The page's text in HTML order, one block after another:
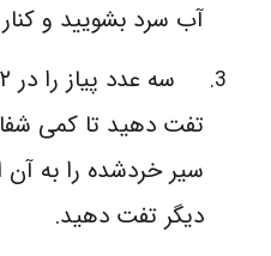
آب سرد بشویید و کنار
تفت دهید تا کمی
دیگر تفت دهید.